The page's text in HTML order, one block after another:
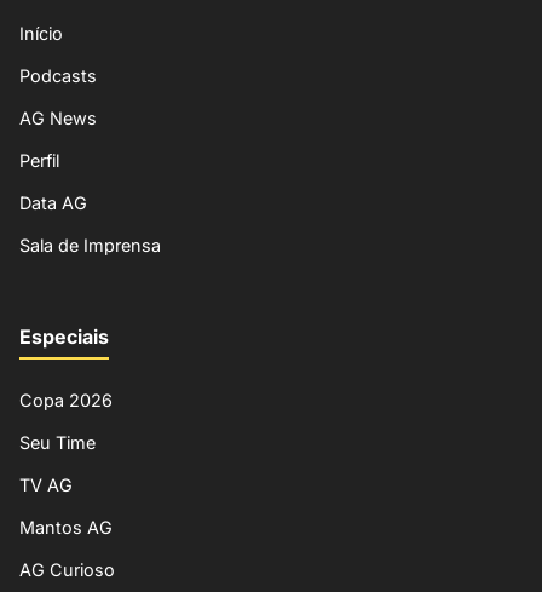
Início
Podcasts
AG News
Perfil
Data AG
Sala de Imprensa
Especiais
Copa 2026
Seu Time
TV AG
Mantos AG
AG Curioso